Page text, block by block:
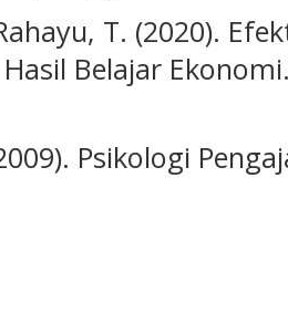
T. (2020).
Belajar
Psikologi